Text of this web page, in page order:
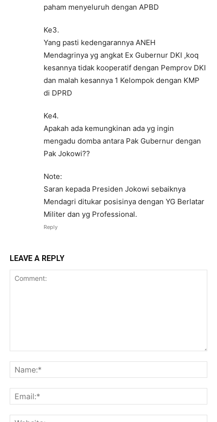
paham menyeluruh dengan APBD
Ke3.
Yang pasti kedengarannya ANEH
Mendagrinya yg angkat Ex Gubernur DKI ,koq
kesannya tidak kooperatif dengan Pemprov DKI
dan malah kesannya 1 Kelompok dengan KMP
di DPRD
Ke4.
Apakah ada kemungkinan ada yg ingin
mengadu domba antara Pak Gubernur dengan
Pak Jokowi??
Note:
Saran kepada Presiden Jokowi sebaiknya
Mendagri ditukar posisinya dengan YG Berlatar
Militer dan yg Professional.
Reply
LEAVE A REPLY